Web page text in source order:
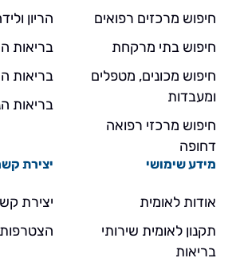
חיפוש מרכזים רפואים
חיפוש בתי מרקחת
חיפוש מכונים, מטפלים
ומעבדות
חיפוש מרכזי רפואה
דחופה
הריון
בריאות
בריאות
בריאות
מידע שימושי
אודות לאומית
תקנון לאומית שירותי
בריאות
יצירת
יצירת